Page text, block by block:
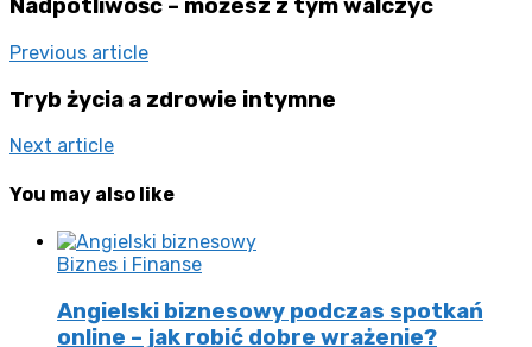
Nadpotliwość – możesz z tym walczyć
Previous article
Tryb życia a zdrowie intymne
Next article
You may also like
Biznes i Finanse
Angielski biznesowy podczas spotkań
online – jak robić dobre wrażenie?